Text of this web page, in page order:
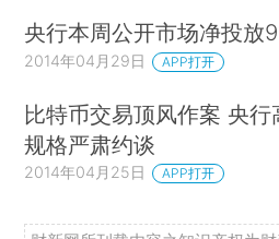
央行本周公开市场净投放
2014年04月29日 APP打开
比特币交易顶风作案 央行
规格严肃约谈
2014年04月25日 APP打开